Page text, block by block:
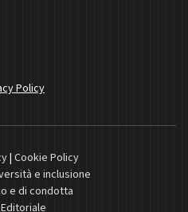
Policy
| Cookie Policy
e inclusione
e di condotta